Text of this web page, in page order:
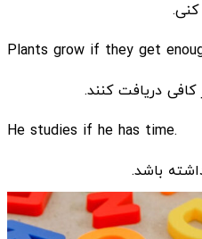
دریافت کنند.
.He studies if he has time
باشد.